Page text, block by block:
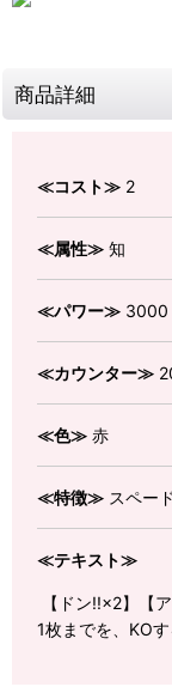
商品詳細
≪コスト≫ 2
≪属性≫ 知
≪パワー≫ 3000
≪カウンター≫
≪色≫ 赤
≪特徴≫ スペー
≪テキスト≫
【ドン!!×2】【
1枚までを、KOす